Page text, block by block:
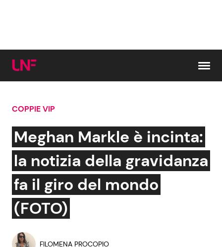
Cerca:
News e Cronaca
Attualità Italiana
Dal Mondo
Economia
Gossip e TV
Bellezze VIP
COPPIE VIP
Meghan Markle è incinta:
la notizia della gravidanza
fa il giro del mondo
(FOTO)
FILOMENA PROCOPIO